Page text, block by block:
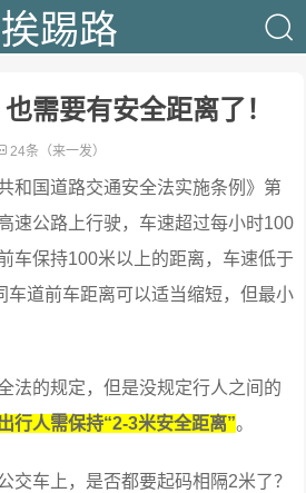
挨踢路
需要有安全距离了！
24条（来一发）
和国道路交通安全法实施条例》第
速公路上行驶，车速超过每小时100
车保持100米以上的距离，车速低于
车道前车距离可以适当缩短，但最小
法的规定，但是没规定行人之间的
行人需保持“2-3米安全距离”。
交车上，是否都要起码相隔2米了？